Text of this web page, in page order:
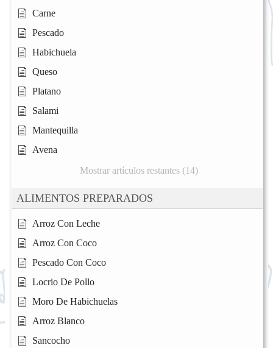
Carne
Pescado
Habichuela
Queso
Platano
Salami
Mantequilla
Avena
Mostrar artículos restantes (14)
ALIMENTOS PREPARADOS
Arroz Con Leche
Arroz Con Coco
Pescado Con Coco
Locrio De Pollo
Moro De Habichuelas
Arroz Blanco
Sancocho